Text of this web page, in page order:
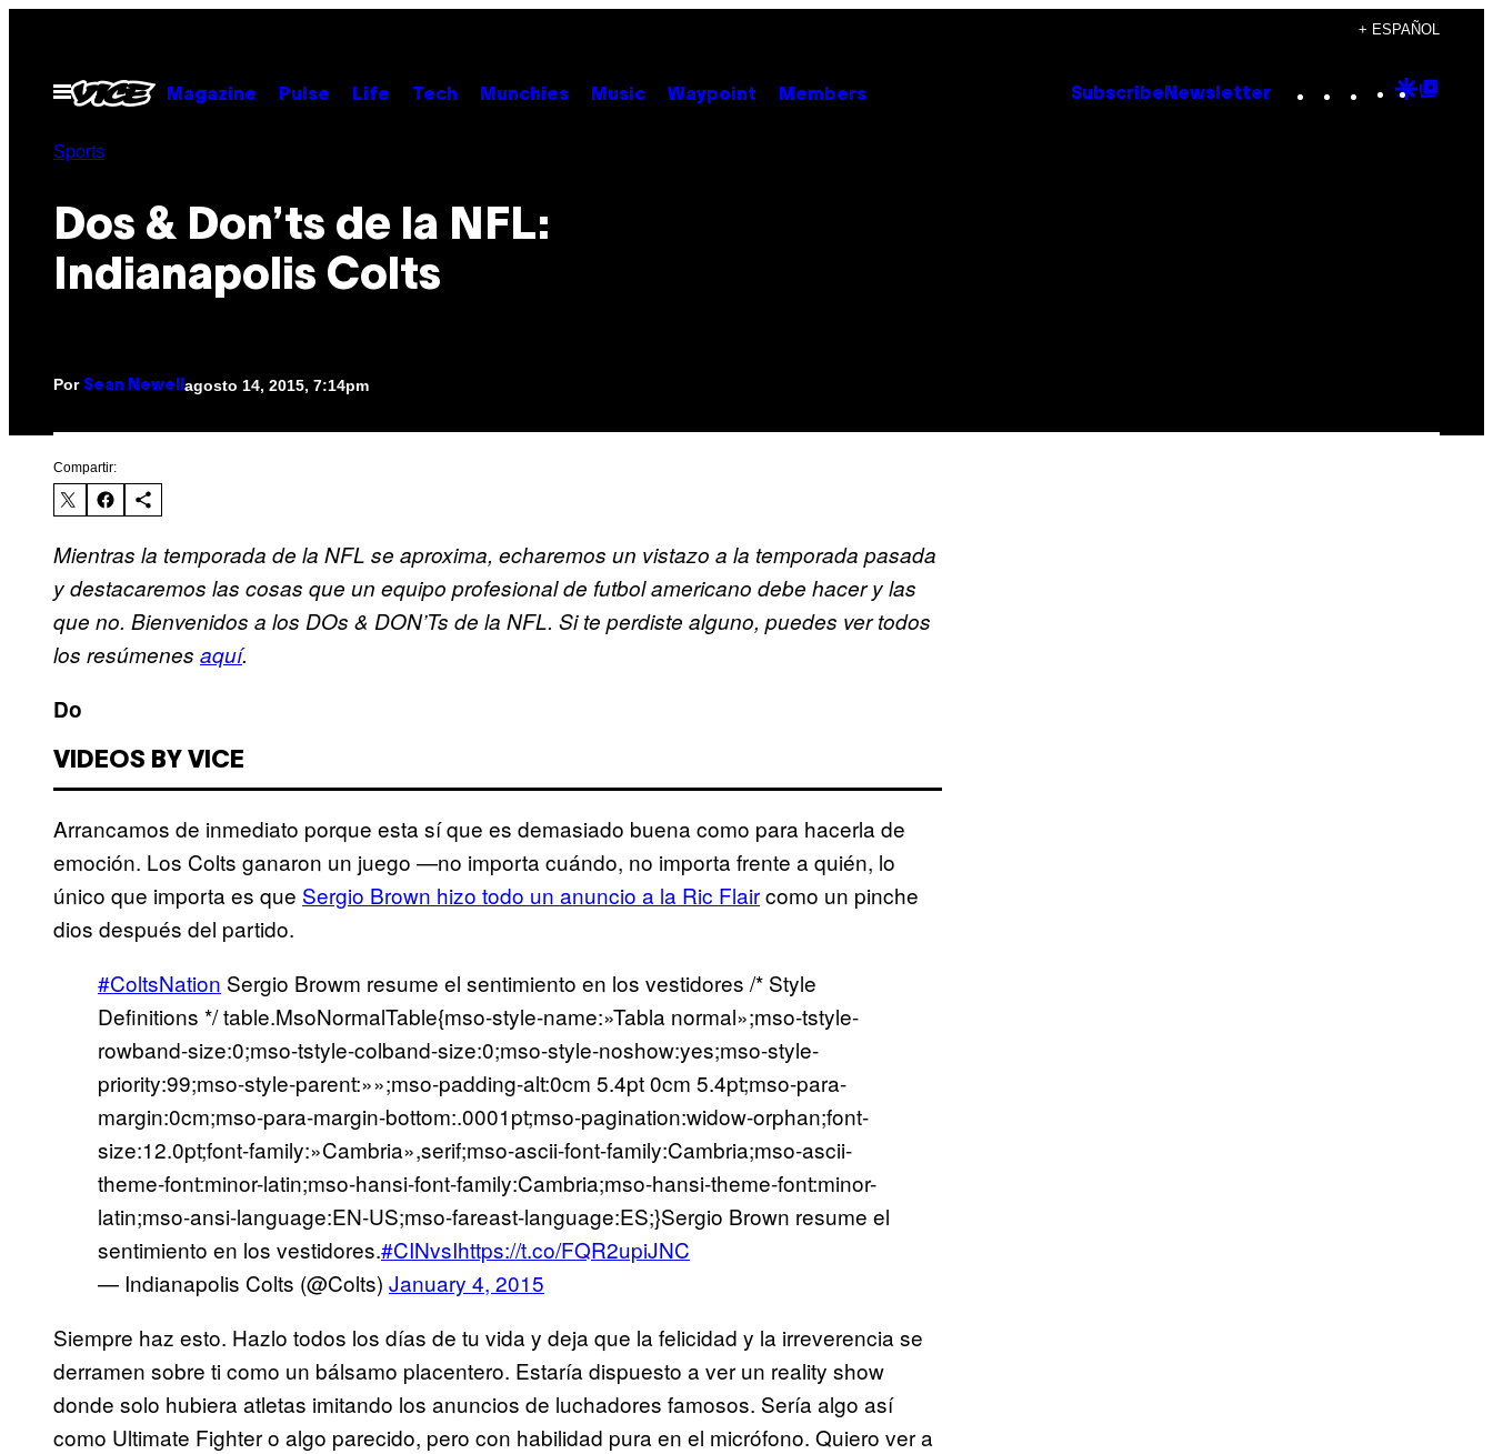
contenido
+ ESPAÑOL
Abrir
Menú
Magazine Pulse Life Tech Munchies Music Waypoint Members Subscribe Newsletter Instagram
TikTok
YouTube
Google
Sports
Dos & Don’ts de la NFL:
Indianapolis Colts
Por Sean Newell agosto 14, 2015, 7:14pm
Compartir:
Mientras la temporada de la NFL se aproxima, echaremos un vistazo a la temporada pasada
y destacaremos las cosas que un equipo profesional de futbol americano debe hacer y las
que no. Bienvenidos a los DOs & DON’Ts de la NFL. Si te perdiste alguno, puedes ver todos
los resúmenes aquí.
Do
VIDEOS BY VICE
Arrancamos de inmediato porque esta sí que es demasiado buena como para hacerla de
emoción. Los Colts ganaron un juego —no importa cuándo, no importa frente a quién, lo
único que importa es que Sergio Brown hizo todo un anuncio a la Ric Flaircomo un pinche
dios después del partido.
#ColtsNation Sergio Browm resume el sentimiento en los vestidores /* Style
Definitions */ table.MsoNormalTable{mso-style-name:»Tabla normal»;mso-tstyle-
rowband-size:0;mso-tstyle-colband-size:0;mso-style-noshow:yes;mso-style-
priority:99;mso-style-parent:»»;mso-padding-alt:0cm 5.4pt 0cm 5.4pt;mso-para-
margin:0cm;mso-para-margin-bottom:.0001pt;mso-pagination:widow-orphan;font-
size:12.0pt;font-family:»Cambria»,serif;mso-ascii-font-family:Cambria;mso-ascii-
theme-font:minor-latin;mso-hansi-font-family:Cambria;mso-hansi-theme-font:minor-
latin;mso-ansi-language:EN-US;mso-fareast-language:ES;}Sergio Brown resume el
sentimiento en los vestidores.#CINvsIhttps://t.co/FQR2upiJNC
— Indianapolis Colts (@Colts) January 4, 2015
Siempre haz esto. Hazlo todos los días de tu vida y deja que la felicidad y la irreverencia se
derramen sobre ti como un bálsamo placentero. Estaría dispuesto a ver un reality show
donde solo hubiera atletas imitando los anuncios de luchadores famosos. Sería algo así
como Ultimate Fighter o algo parecido, pero con habilidad pura en el micrófono. Quiero ver a